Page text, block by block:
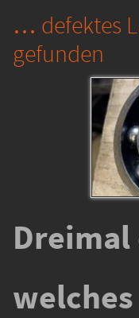
… defektes
gefunden